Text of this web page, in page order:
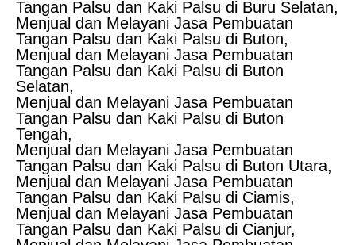
Tangan Palsu dan Kaki Palsu di Buru Selatan,
Menjual dan Melayani Jasa Pembuatan
Tangan Palsu dan Kaki Palsu di Buton,
Menjual dan Melayani Jasa Pembuatan
Tangan Palsu dan Kaki Palsu di Buton
Selatan,
Menjual dan Melayani Jasa Pembuatan
Tangan Palsu dan Kaki Palsu di Buton
Tengah,
Menjual dan Melayani Jasa Pembuatan
Tangan Palsu dan Kaki Palsu di Buton Utara,
Menjual dan Melayani Jasa Pembuatan
Tangan Palsu dan Kaki Palsu di Ciamis,
Menjual dan Melayani Jasa Pembuatan
Tangan Palsu dan Kaki Palsu di Cianjur,